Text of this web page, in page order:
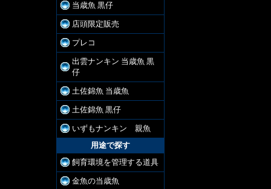
当歳魚 黒仔
店頭限定販売
プレコ
出雲ナンキン 当歳魚 黒
仔
土佐錦魚 当歳魚
土佐錦魚 黒仔
いずもナンキン 親魚
用途で探す
飼育環境を管理する道具
金魚の当歳魚